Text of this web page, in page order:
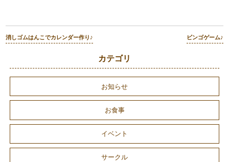
消しゴムはんこでカレンダー作り♪ ビンゴゲーム♪
カテゴリ
お知らせ
お食事
イベント
サークル